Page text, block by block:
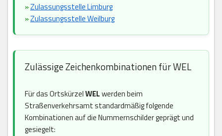
»Zulassungsstelle Limburg
»Zulassungsstelle Weilburg
Zulässige Zeichenkombinationen für WEL
Für das OrtskürzelWELwerden beim
Straßenverkehrsamt standardmäßig folgende
Kombinationen auf die Nummernschilder geprägt und
gesiegelt: